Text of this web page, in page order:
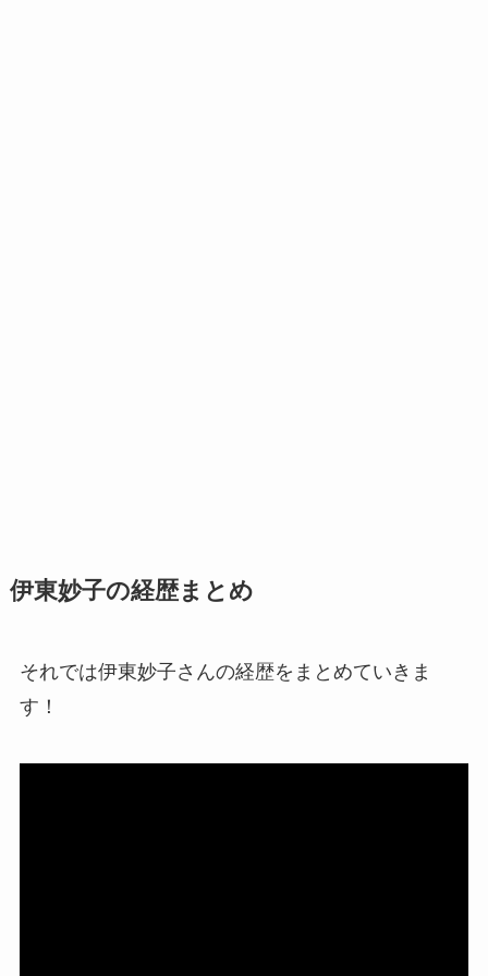
伊東妙子の経歴まとめ
それでは伊東妙子さんの経歴をまとめていきま
す！